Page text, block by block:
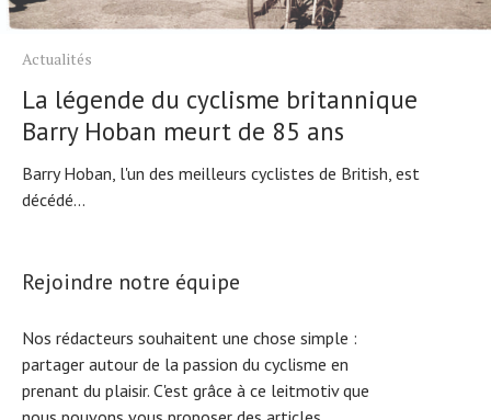
Actualités
La légende du cyclisme britannique
Barry Hoban meurt de 85 ans
Barry Hoban, l'un des meilleurs cyclistes de British, est
décédé...
Rejoindre notre équipe
Nos rédacteurs souhaitent une chose simple :
partager autour de la passion du cyclisme en
prenant du plaisir. C'est grâce à ce leitmotiv que